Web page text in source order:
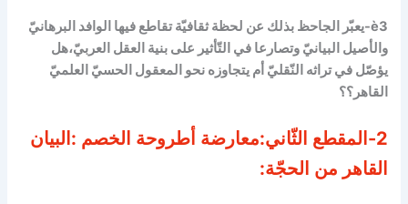
è3-يعبّر الجاحظ بذلك عن لحظة ثقافيّة تقاطع فيها الوافد البرهانيّ
والأصيل البيانيّ وتصارعا في التّأثير على بنية العقل العربيّ،هل
يؤصّل في تراثه النّقليّ أم يتجاوزه نحو المعقول الحسيّ العلميّ
القاهر؟؟
2-المقطع الثّاني:معارضة أطروحة الخصم :البيان
القاهر من الحجّة: